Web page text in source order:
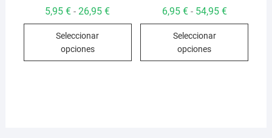
5,95€ - 26,95€Rango
26,95 €
Seleccionar
opciones
Este
6,95 € - 54,95 €Rango
54,95 €
Seleccionar
opciones